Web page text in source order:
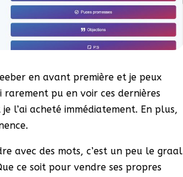
en avant première et je peux
rarement pu en voir ces dernières
l’ai acheté immédiatement. En plus,
avec des mots, c’est un peu le graal
ce soit pour vendre ses propres